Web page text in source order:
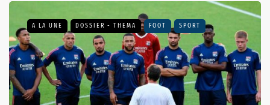
A LA UNE DOSSIER - THEMA FOOT SPORT